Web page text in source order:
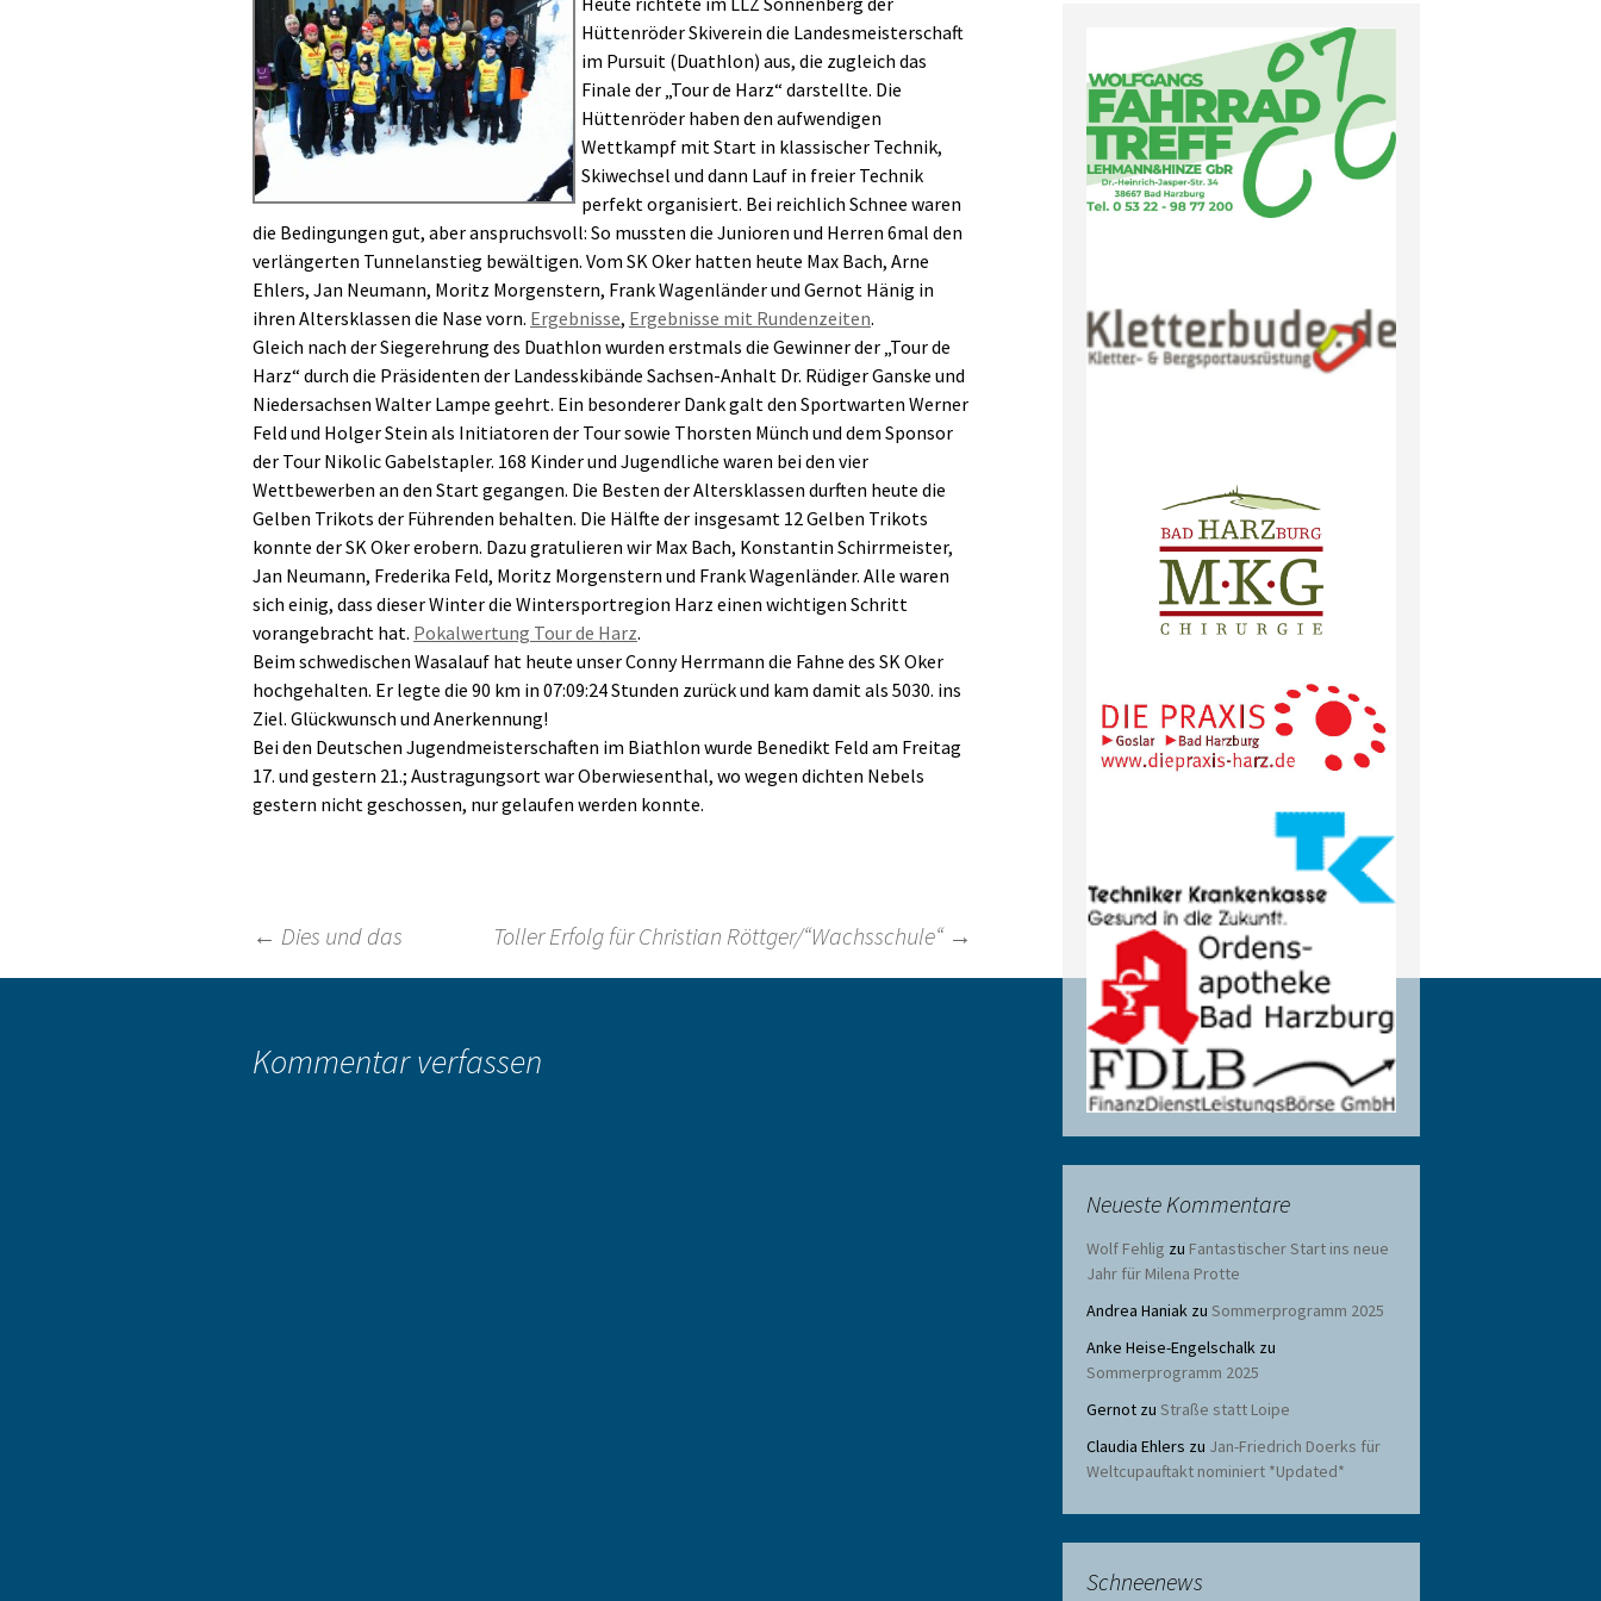
Links
Hüttenröder Skiverein die Landesmeisterschaft
im Pursuit (Duathlon) aus, die zugleich das
Finale der „Tour de Harz“ darstellte. Die
Hüttenröder haben den aufwendigen
Wettkampf mit Start in klassischer Technik,
Skiwechsel und dann Lauf in freier Technik
perfekt organisiert. Bei reichlich Schnee waren
die Bedingungen gut, aber anspruchsvoll: So mussten die Junioren und Herren 6mal den
verlängerten Tunnelanstieg bewältigen. Vom SK Oker hatten heute Max Bach, Arne
Ehlers, Jan Neumann, Moritz Morgenstern, Frank Wagenländer und Gernot Hänig in
ihren Altersklassen die Nase vorn. Ergebnisse, Ergebnisse mit Rundenzeiten.
Gleich nach der Siegerehrung des Duathlon wurden erstmals die Gewinner der „Tour de
Harz“ durch die Präsidenten der Landesskibände Sachsen-Anhalt Dr. Rüdiger Ganske und
Niedersachsen Walter Lampe geehrt. Ein besonderer Dank galt den Sportwarten Werner
Feld und Holger Stein als Initiatoren der Tour sowie Thorsten Münch und dem Sponsor
der Tour Nikolic Gabelstapler. 168 Kinder und Jugendliche waren bei den vier
Wettbewerben an den Start gegangen. Die Besten der Altersklassen durften heute die
Gelben Trikots der Führenden behalten. Die Hälfte der insgesamt 12 Gelben Trikots
konnte der SK Oker erobern. Dazu gratulieren wir Max Bach, Konstantin Schirrmeister,
Jan Neumann, Frederika Feld, Moritz Morgenstern und Frank Wagenländer. Alle waren
sich einig, dass dieser Winter die Wintersportregion Harz einen wichtigen Schritt
vorangebracht hat. Pokalwertung Tour de Harz.
Beim schwedischen Wasalauf hat heute unser Conny Herrmann die Fahne des SK Oker
hochgehalten. Er legte die 90 km in 07:09:24 Stunden zurück und kam damit als 5030. ins
Ziel. Glückwunsch und Anerkennung!
Bei den Deutschen Jugendmeisterschaften im Biathlon wurde Benedikt Feld am Freitag
17. und gestern 21.; Austragungsort war Oberwiesenthal, wo wegen dichten Nebels
gestern nicht geschossen, nur gelaufen werden konnte.
Beitragsnavigation
← Dies und das Toller Erfolg für Christian Röttger/“Wachsschule“ →
Kommentar verfassen
Neueste Kommentare
Wolf Fehlig zu Fantastischer Start ins neue
Jahr für Milena Protte
Andrea Haniak zu Sommerprogramm 2025
Anke Heise-Engelschalk zu
Sommerprogramm 2025
Gernot zu Straße statt Loipe
Claudia Ehlers zu Jan-Friedrich Doerks für
Weltcupauftakt nominiert *Updated*
Schneenews